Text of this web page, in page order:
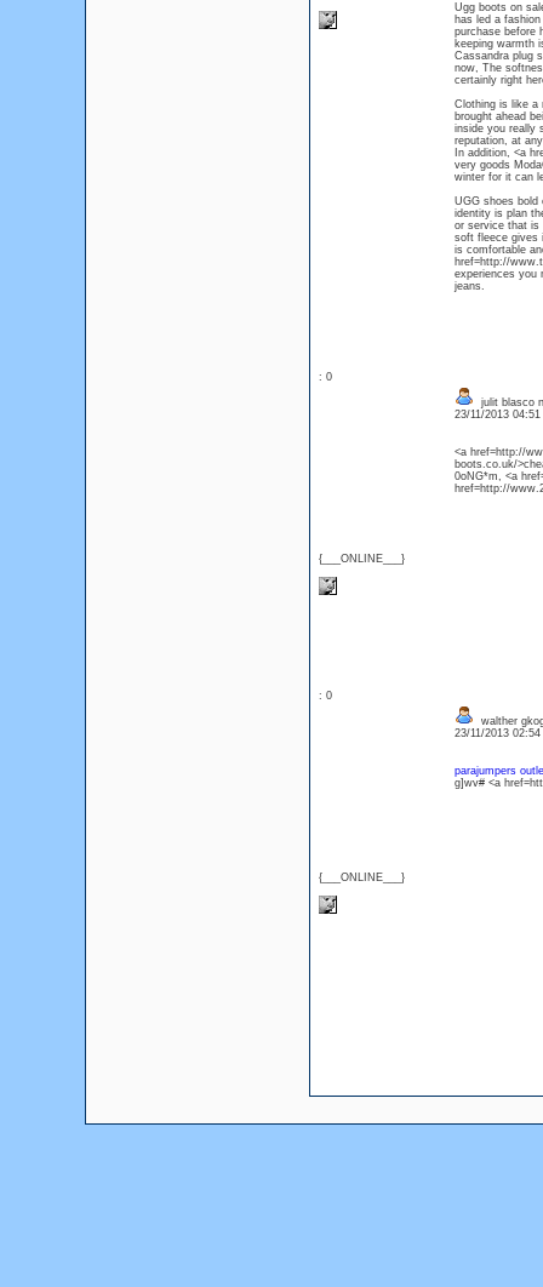
Ugg boots on
has led a
purchase before
keeping warmth
Cassandra plug
now, The
certainly right
Clothing is like a
brought ahead
inside you really
reputation, at
In addition, <a
very goods
winter for it can
UGG shoes bold
identity is plan
or service that is
soft fleece gives
is comfortable
href=http://
experiences you
jeans.
: 0
{___ONLINE___}
julit blasco
23/11/2013
<a href=http://
boots.co.uk/
0oNG*m, <a
href=http://
: 0
{___ONLINE___}
walther
23/11/2013
parajumpers
g]wv# <a